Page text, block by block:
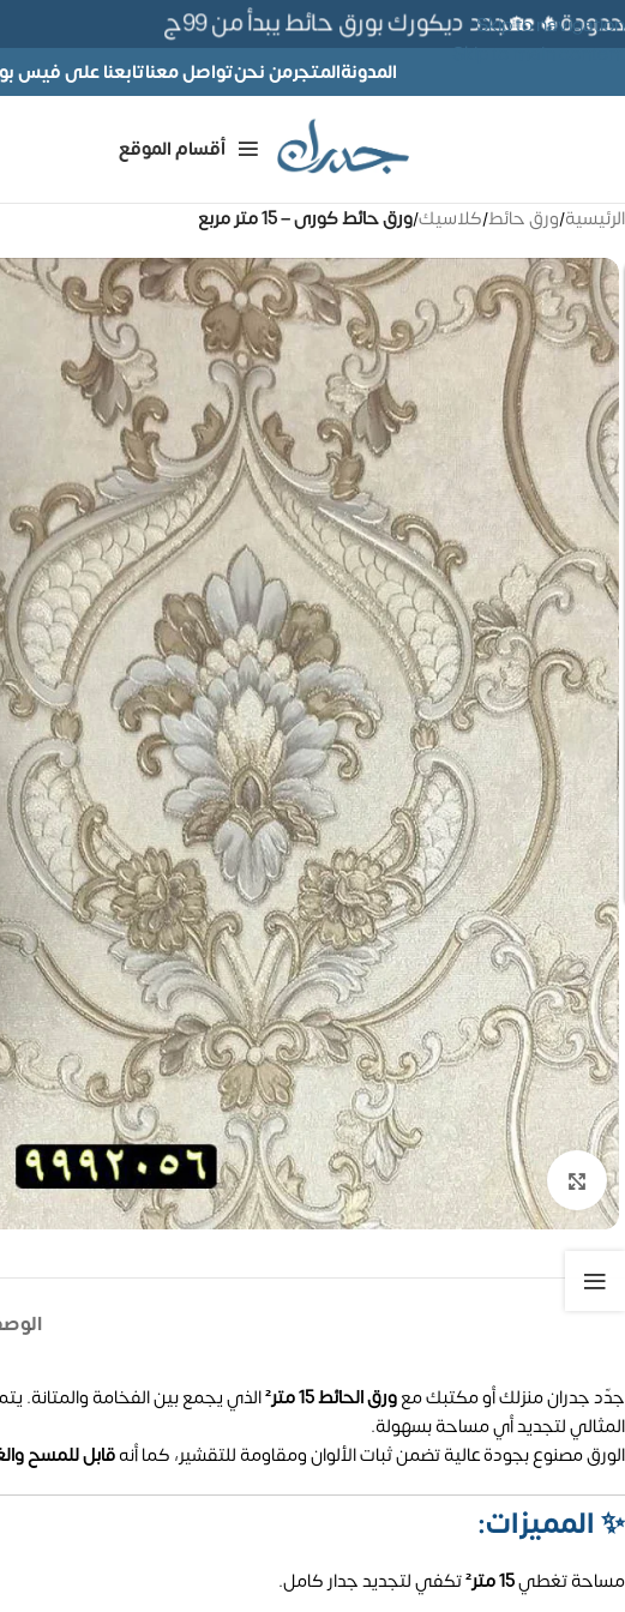
Skip to navigation
Skip to main content
🏡جدد ديكورك بورق حائط يبدأ من 99ج
المدونةالمتجرمن نحنتواصل معناتابعنا على فيس
أقسام الموقع
الرئيسية/ورق حائط/كلاسيك/ورق حائط كورى – 15 متر مربع
تكبير الصورة
جدّد جدران منزلك أو مكتبك معورق الحائط 15 متر²
الذي يجمع بين الفخامة والمتانة.
المثالي لتجديد أي مساحة بسهولة.
الورق مصنوع بجودة عالية تضمن ثبات الألوان ومقاومة للتقشير، كما أنهقابل للمسح
✨المميزات:
مساحة تغطي15 متر² تكفي لتجديد جدار كامل.